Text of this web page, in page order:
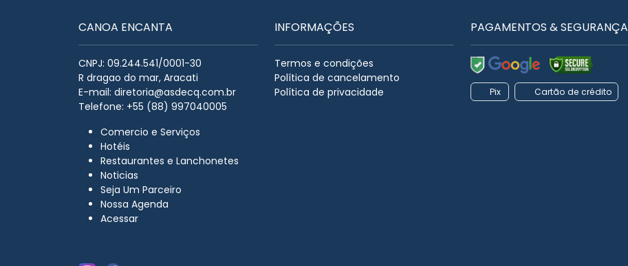
CANOA ENCANTA
CNPJ: 09.244.541/0001-30
R dragao do mar, Aracati
E-mail: diretoria@asdecq.com.br
Telefone: +55 (88) 997040005
Comercio e Serviços
Hotéis
Restaurantes e Lanchonetes
Noticias
Seja Um Parceiro
Nossa Agenda
Acessar
INFORMAÇÕES
Termos e condições
Política de cancelamento
Política de privacidade
PAGAMENTOS & SEGURANÇA
Pix Cartão de crédito